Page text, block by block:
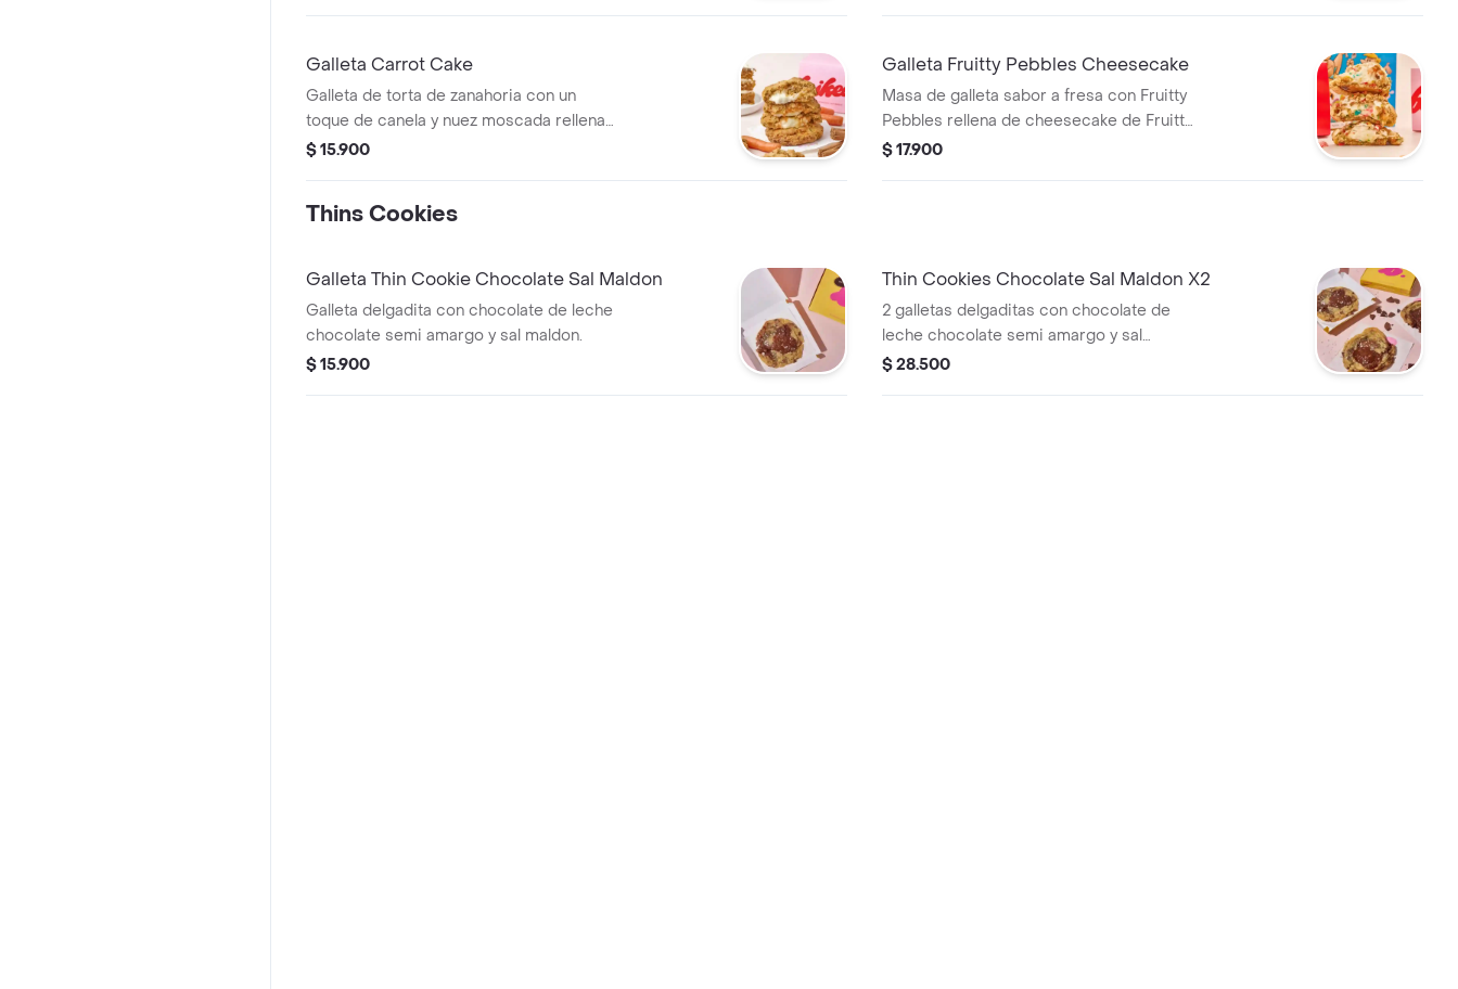
Galleta Carrot Cake
Galleta de torta de zanahoria con un
toque de canela y nuez moscada rellena
de frosting de queso crema y terminada
$ 15.900
Galleta Fruitty Pebbles Cheesecake
Masa de galleta sabor a fresa con Fruitty
Pebbles rellena de cheesecake de Fruitty
Pebbles y decorada con más Fruitty
$ 17.900
Thins Cookies
Galleta Thin Cookie Chocolate Sal Maldon
Galleta delgadita con chocolate de leche
chocolate semi amargo y sal maldon.
$ 15.900
Thin Cookies Chocolate Sal Maldon X2
2 galletas delgaditas con chocolate de
leche chocolate semi amargo y sal
maldon.
$ 28.500